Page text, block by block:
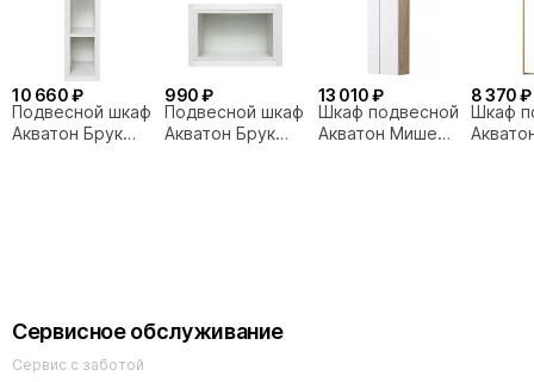
10 660 ₽
Подвесной шкаф
Акватон Брук
990 ₽
Подвесной шкаф
Акватон Брук
13 010 ₽
Шкаф подвесной
Акватон Мишель
8 370 ₽
Шкаф
Сервисное обслуживание
Сервис с заботой